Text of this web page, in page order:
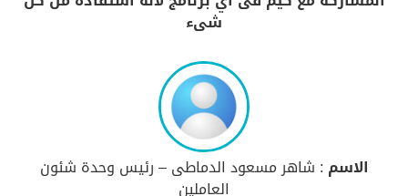
شىء
الاسم : شاهر مسعود الدماطى – رئيس وحدة شئون
العاملين